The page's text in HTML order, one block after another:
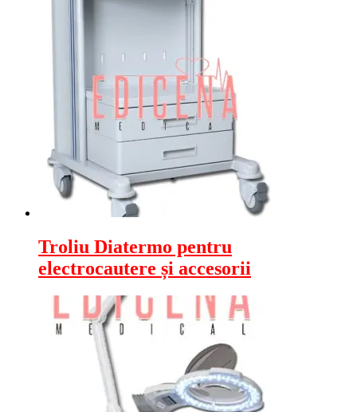
Troliu Diatermo pentru
electrocautere și accesorii